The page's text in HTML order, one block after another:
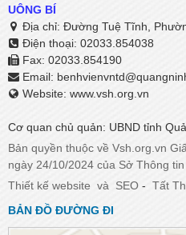
UÔNG BÍ
Địa chỉ: Đường Tuệ Tĩnh,
Điện thoại: 02033.854038
Fax: 02033.854190
Email:
Website: www.vsh.org.vn
Cơ quan chủ quản: UBND tỉnh
Bản quyền thuộc về Vsh.org.vn
ngày 24/10/2024 của Sở Thông
Thiết kế website và SEO - Tất
BẢN ĐỒ ĐƯỜNG ĐI